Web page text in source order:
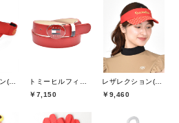
レザレクション(Resurrection)
トミーヒルフィガーゴルフ(TOMMY HILFIGER GOLF)
￥7,150
レザレクション(Resurrection)
￥9,460